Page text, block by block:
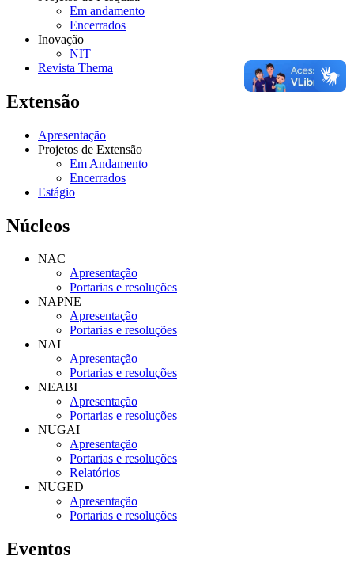
Em andamento
Encerrados
Inovação
NIT
Revista Thema
Extensão
Apresentação
Projetos de Extensão
Em Andamento
Encerrados
Estágio
Núcleos
NAC
Apresentação
Portarias e resoluções
NAPNE
Apresentação
Portarias e resoluções
NAI
Apresentação
Portarias e resoluções
NEABI
Apresentação
Portarias e resoluções
NUGAI
Apresentação
Portarias e resoluções
Relatórios
NUGED
Apresentação
Portarias e resoluções
Eventos